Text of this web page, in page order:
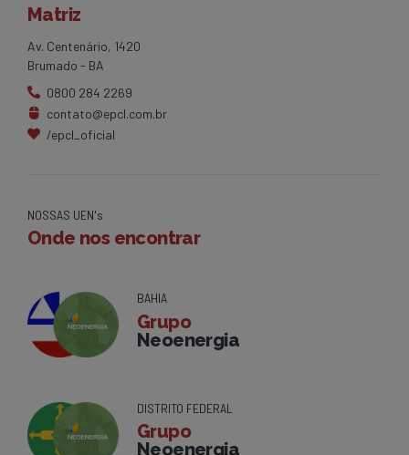
Matriz
Av. Centenário, 1420
Brumado - BA
0800 284 2269
contato@epcl.com.br
/epcl_oficial
NOSSAS UEN's
Onde nos encontrar
BAHIA
Grupo
Neoenergia
DISTRITO FEDERAL
Grupo
Neoenergia